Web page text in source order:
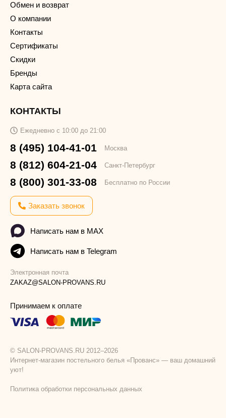
Обмен и возврат
О компании
Контакты
Сертификаты
Скидки
Бренды
Карта сайта
КОНТАКТЫ
Ежедневно с 10:00 до 21:00
8 (495) 104-41-01 Москва
8 (812) 604-21-04 Санкт-Петербург
8 (800) 301-33-08 Бесплатно по России
Заказать звонок
Написать нам в MAX
Написать нам в Telegram
Электронная почта
ZAKAZ@SALON-PROVANS.RU
Принимаем к оплате
© SALON-PROVANS.RU 2012–2026
Интернет-магазин постельного белья «Прованс» — ваш домашний
уют!
Политика обработки персональных данных